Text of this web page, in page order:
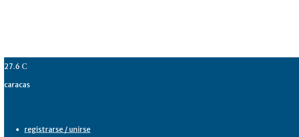
27.6 C
caracas
registrarse / unirse